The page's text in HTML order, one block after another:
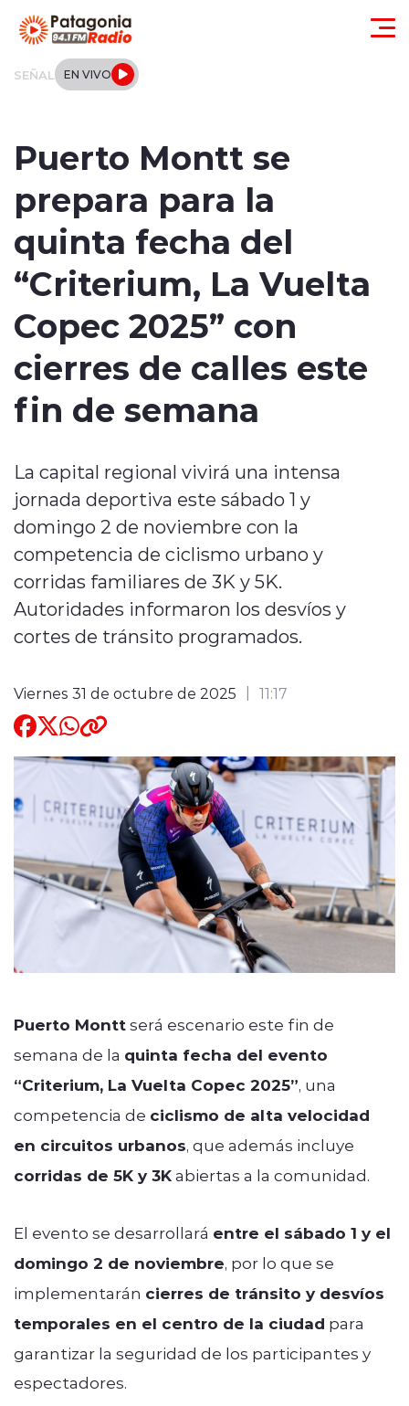
SEÑAL EN VIVO
Local
Tendencias
Internacional
Entrevistas
modo claro
Puerto Montt se
prepara para la
quinta fecha del
“Criterium, La Vuelta
Copec 2025” con
cierres de calles este
fin de semana
La capital regional vivirá una intensa
jornada deportiva este sábado 1 y
domingo 2 de noviembre con la
competencia de ciclismo urbano y
corridas familiares de 3K y 5K.
Autoridades informaron los desvíos y
cortes de tránsito programados.
Viernes 31 de octubre de 2025 11:17
Puerto Monttserá escenario este fin de
semana de la quinta fecha del evento
“Criterium, La Vuelta Copec 2025”, una
competencia de ciclismo de alta velocidad
en circuitos urbanos, que además incluye
corridas de 5K y 3Kabiertas a la comunidad.
El evento se desarrollará entre el sábado 1 y el
domingo 2 de noviembre, por lo que se
implementarán cierres de tránsito y desvíos
temporales en el centro de la ciudad para
garantizar la seguridad de los participantes y
espectadores.